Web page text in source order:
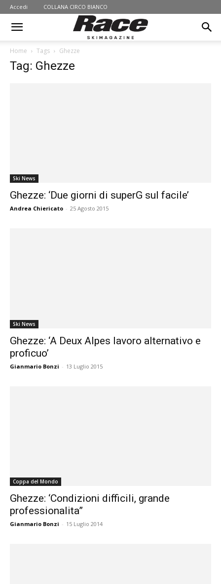
Accedi COLLANA CIRCO BIANCO
Home Tags Ghezze
Tag: Ghezze
Ski News
Ghezze: ‘Due giorni di superG sul facile’
Andrea Chiericato - 25 Agosto 2015
Ski News
Ghezze: ‘A Deux Alpes lavoro alternativo e
proficuo’
Gianmario Bonzi - 13 Luglio 2015
Coppa del Mondo
Ghezze: ‘Condizioni difficili, grande
professionalita”
Gianmario Bonzi - 15 Luglio 2014